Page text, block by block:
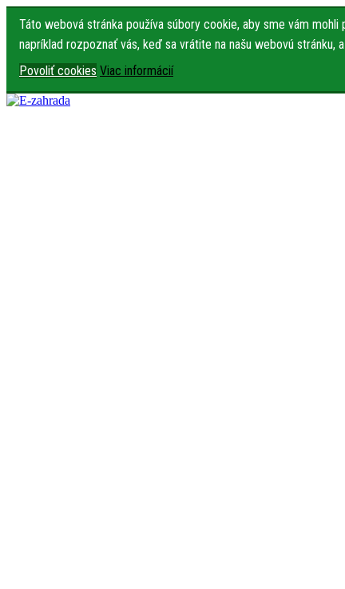
Táto webová stránka používa súbory cookie, aby sme vám
napríklad rozpoznať vás, keď sa vrátite na našu webovú
Povoliť cookies Viac informácií